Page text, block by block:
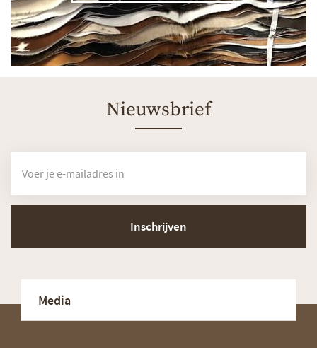
Nieuwsbrief
Inschrijven
Media